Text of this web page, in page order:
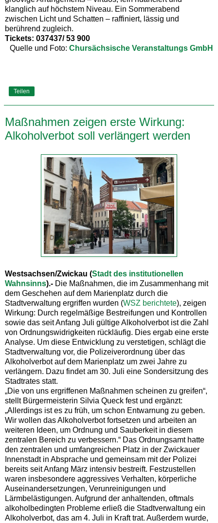
klanglich auf höchstem Niveau. Ein Sommerabend
zwischen Licht und Schatten – raffiniert, lässig und
berührend zugleich.
Tickets: 037437/ 53 900
Quelle und Foto: Chursächsische Veranstaltungs GmbH
Teilen
Maßnahmen zeigen erste Wirkung:
Alkoholverbot soll verlängert werden
Westsachsen/Zwickau (Stadt des institutionellen
Wahnsinns).- Die Maßnahmen, die im Zusammenhang mit
dem Geschehen auf dem Marienplatz durch die
Stadtverwaltung ergriffen wurden (WSZ berichtete), zeigen
Wirkung: Durch regelmäßige Bestreifungen und Kontrollen
sowie das seit Anfang Juli gültige Alkoholverbot ist die Zahl
von Ordnungswidrigkeiten rückläufig. Dies ergab eine erste
Analyse. Um diese Entwicklung zu verstetigen, schlägt die
Stadtverwaltung vor, die Polizeiverordnung über das
Alkoholverbot auf dem Marienplatz um zwei Jahre zu
verlängern. Dazu findet am 30. Juli eine Sondersitzung des
Stadtrates statt.
„Die von uns ergriffenen Maßnahmen scheinen zu greifen“,
stellt Bürgermeisterin Silvia Queck fest und ergänzt:
„Allerdings ist es zu früh, um schon Entwarnung zu geben.
Wir wollen das Alkoholverbot fortsetzen und arbeiten an
weiteren Ideen, um Ordnung und Sauberkeit in diesem
zentralen Bereich zu verbessern.“ Das Ordnungsamt hatte
den zentralen und umfangreichen Platz in der Zwickauer
Innenstadt in Absprache und gemeinsam mit der Polizei
bereits seit Anfang März intensiv bestreift. Festzustellen
waren insbesondere aggressives Verhalten, körperliche
Auseinandersetzungen, Verunreinigungen und
Lärmbelästigungen. Aufgrund der anhaltenden, oftmals
alkoholbedingten Probleme erließ die Stadtverwaltung ein
Alkoholverbot, das am 4. Juli in Kraft trat. Außerdem wurde,